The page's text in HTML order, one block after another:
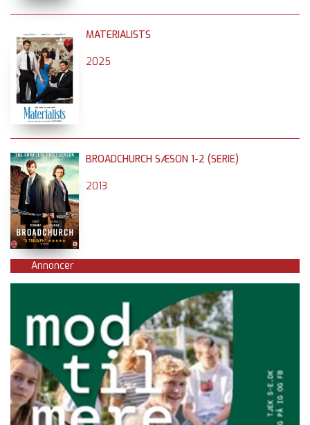
MATERIALISTS
2025
BROADCHURCH SÆSON 1-2 (SERIE)
2013
Annoncer